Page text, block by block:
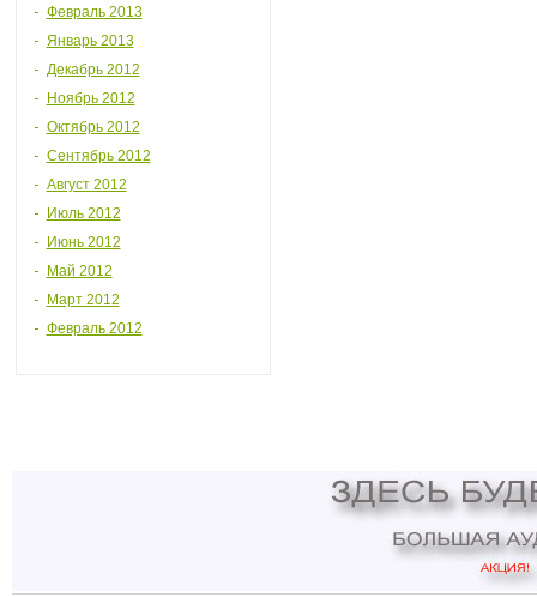
Февраль 2013
Январь 2013
Декабрь 2012
Ноябрь 2012
Октябрь 2012
Сентябрь 2012
Август 2012
Июль 2012
Июнь 2012
Май 2012
Март 2012
Февраль 2012